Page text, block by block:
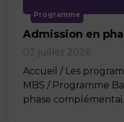
Programme
Admission en
02 juillet 2026
Accueil / Les
MBS / Programme
phase